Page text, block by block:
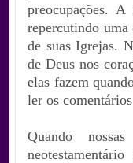
preocupações.
repercutindo
de suas Igrejas.
de Deus nos
elas fazem
ler os
Quando